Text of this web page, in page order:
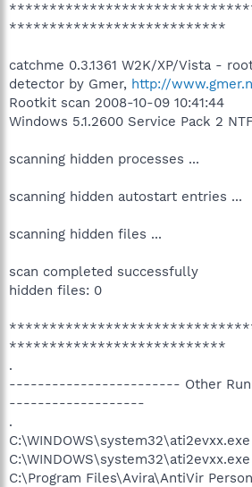
***************************
catchme 0.3.1361 W2K/XP/Vista -
detector by Gmer, http://
Rootkit scan 2008-10-09 10:41:44
Windows 5.1.2600 Service Pack 2
scanning hidden processes ...
scanning hidden autostart entries ...
scanning hidden files ...
scan completed successfully
hidden files: 0
***************************
.
------------------------ Other
-------------------
.
C:\WINDOWS\system32\ati2evxx.exe
C:\WINDOWS\system32\ati2evxx.exe
C:\Program Files\Avira\AntiVir